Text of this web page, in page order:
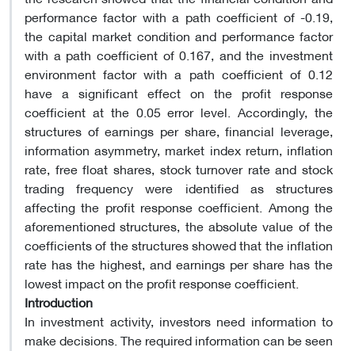
performance factor with a path coefficient of -0.19,
the capital market condition and performance factor
with a path coefficient of 0.167, and the investment
environment factor with a path coefficient of 0.12
have a significant effect on the profit response
coefficient at the 0.05 error level. Accordingly, the
structures of earnings per share, financial leverage,
information asymmetry, market index return, inflation
rate, free float shares, stock turnover rate and stock
trading frequency were identified as structures
affecting the profit response coefficient. Among the
aforementioned structures, the absolute value of the
coefficients of the structures showed that the inflation
rate has the highest, and earnings per share has the
lowest impact on the profit response coefficient.
Introduction
In investment activity, investors need information to
make decisions. The required information can be seen